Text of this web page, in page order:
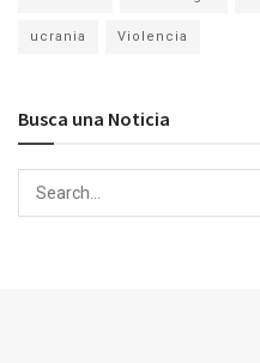
ucrania Violencia
Busca una Noticia